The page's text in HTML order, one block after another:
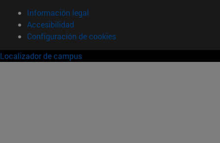
Información legal
Accesibilidad
Configuración de cookies
Localizador de campus